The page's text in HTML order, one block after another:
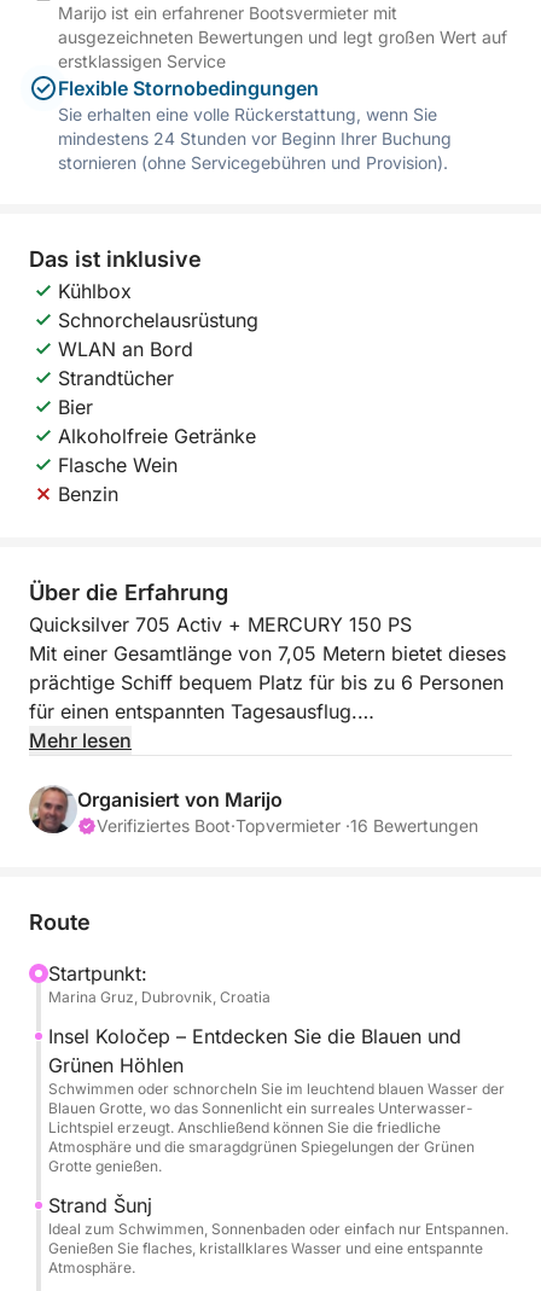
Marijo ist ein erfahrener Bootsvermieter mit
ausgezeichneten Bewertungen und legt großen Wert auf
erstklassigen Service
Flexible Stornobedingungen
Sie erhalten eine volle Rückerstattung, wenn Sie
mindestens 24 Stunden vor Beginn Ihrer Buchung
stornieren (ohne Servicegebühren und Provision).
Das ist inklusive
Kühlbox
Schnorchelausrüstung
WLAN an Bord
Strandtücher
Bier
Alkoholfreie Getränke
Flasche Wein
Benzin
Über die Erfahrung
Quicksilver 705 Activ + MERCURY 150 PS
Mit einer Gesamtlänge von 7,05 Metern bietet dieses
prächtige Schiff bequem Platz für bis zu 6 Personen
für einen entspannten Tagesausflug.
Angetrieben von einem kraftvollen 150-PS-Motor,
Erkundung der Region Dubrovnik. Drei traumhafte
Inseln, jede einzigartig und gleichermaßen
Möglichkeit, die Elaphiten von ihrer schönsten Seite
malerische Strände und die lokale Fischküche aus
einer völlig neuen Perspektive.
Wir organisieren für Sie einen unvergesslichen Tag
auf See in der Region Dubrovnik und auf den
Elaphiten. Jeder Ausflug kann individuell auf Ihre
Wünsche oder die Vorschläge des Skippers
zugeschnitten werden!
Im Preis inbegriffen:
- Handtücher
Mehr lesen
Organisiert von Marijo
Verifiziertes Boot·Topvermieter ·16 Bewertungen
Route
Startpunkt:
Marina Gruz, Dubrovnik, Croatia
Insel Koločep – Entdecken Sie die Blauen und
Grünen Höhlen
Schwimmen oder schnorcheln Sie im leuchtend blauen Wasser der
Blauen Grotte, wo das Sonnenlicht ein surreales Unterwasser-
Lichtspiel erzeugt. Anschließend können Sie die friedliche
Atmosphäre und die smaragdgrünen Spiegelungen der Grünen
Grotte genießen.
Strand Šunj
Ideal zum Schwimmen, Sonnenbaden oder einfach nur Entspannen.
Genießen Sie flaches, kristallklares Wasser und eine entspannte
Atmosphäre.